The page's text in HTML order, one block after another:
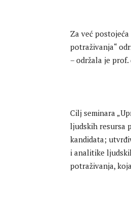
Za već
potraživanja“
– održala je prof.
Cilj seminara
ljudskih resursa
kandidata;
i analitike
potraživanja,